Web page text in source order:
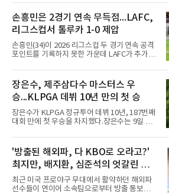
프로야구에서도 성공하며 한국 선수의 해외 진
출 가능성을 보여준 상징적인 존
KBO리그 사상 초유의 비FA 다년 계약을 체결하
면서 동시에 해외 진출 가능성을 열어두는 조항
을 포함했다. 국내에서 이미 최고 수준의 대우와
확실한 입지를 확보한 만큼, 이번 메이저리그 도
전은 생존을 건 승부수가 아니다.오히려 잃을 것
이 없는 도전에 가깝다. 노시환은 이미 KBO리그
에서 연평균 약 28억 원에 달하는 대형 계약과
라도 돌아올 곳이 확실하다.그렇다고 포스팅 도
전의 의미가 작아지는 것은 아
손흥민은 2경기 연속 무득점...LAFC,
리그스컵서 톨루카 1-0 제압
손흥민(34)이 2026 리그스컵 두 경기 연속 공격
포인트를 기록하지 못한 가운데 LAFC가 추가시
간) 미국 로스앤젤레스 BMO 스타디움에서 열린
멕시코 리가 MX 톨루카와의 조별리그 2차전에
최전방 공격수로 선발 출전했으나 슈팅 없이 후
반 23분 주드 테리와 교체됐다. 북중미 월드컵
이후 MLS 4경기 연속 골을 넣었던 그는 지난 6
일 치바스 과달라하라전에 이어 침묵했다.전반
1분 다비드 마르티네스가 얻은 페널티킥은 비디
이컵 샤펠버그의 크로스가 걷혀 나오자 에디 세
구라가 페널티아크 왼쪽에서 오
장은수, 제주삼다수 마스터스 우
승...KLPGA 데뷔 10년 만의 첫 승
장은수가 KLPGA 정규투어 데뷔 10년, 187번째
대회 만에 첫 우승을 차지했다.장은수는 9일 제
서 열린 제주삼다수 마스터스(총상금 10억원)
최종 4라운드에서 보기 없이 버디 3개를 잡아 합
계 14언더파 274타를 기록했다. 13언더파 275
타 공동 2위 강채연, 문정민을 1타 차로 제치고
우승 상금 1억8천만원을 받았다.2017년 신인왕
출신인 그는 상비군과 국가대표를 거쳤지만
'방출된 해외파, 다 KBO로 오라고?'
최지만, 배지환, 심준석의 엇갈린 거
취와 현실
최근 미국 프로야구 무대에서 활약하던 해외파
선수들이 연이어 소속팀으로부터 방출 통보를